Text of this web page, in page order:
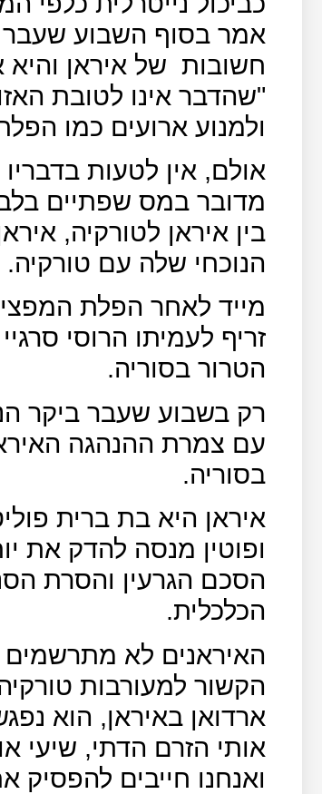
אמר בסוף השבוע שעבר
חשובות של איראן והיא
"שהדבר אינו לטובת
ולמנוע ארועים כמו
אולם, אין לטעות
מדובר במס שפתיים
בין איראן לטורקיה,
הנוכחי שלה עם טורקיה.
מייד לאחר הפלת
זריף לעמיתו הרוסי
הטרור בסוריה.
רק בשבוע שעבר ביקר
עם צמרת ההנהגה
בסוריה.
איראן היא בת ברית
ופוטין מנסה להדק את
הסכם הגרעין והסרת
הכלכלית.
האיראנים לא מתרשמים
הקשור למעורבות
ארדואן באיראן, הוא
אותי הזרם הדתי, שיעי
ואנחנו חייבים להפסיק